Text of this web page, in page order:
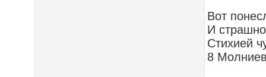
Вот
И
Стихией
8